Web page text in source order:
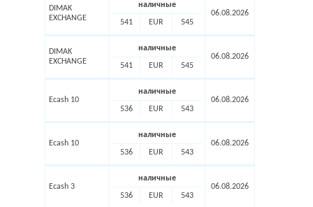
DIMAK
EXCHANGE
наличные
541 EUR 545
06.08.2026
DIMAK
EXCHANGE
наличные
541 EUR 545
06.08.2026
Ecash 10
наличные
536 EUR 543
06.08.2026
Ecash 10
наличные
536 EUR 543
06.08.2026
Ecash 3
наличные
536 EUR 543
06.08.2026